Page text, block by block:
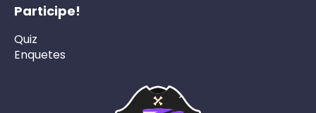
Participe!
Quiz
Enquetes